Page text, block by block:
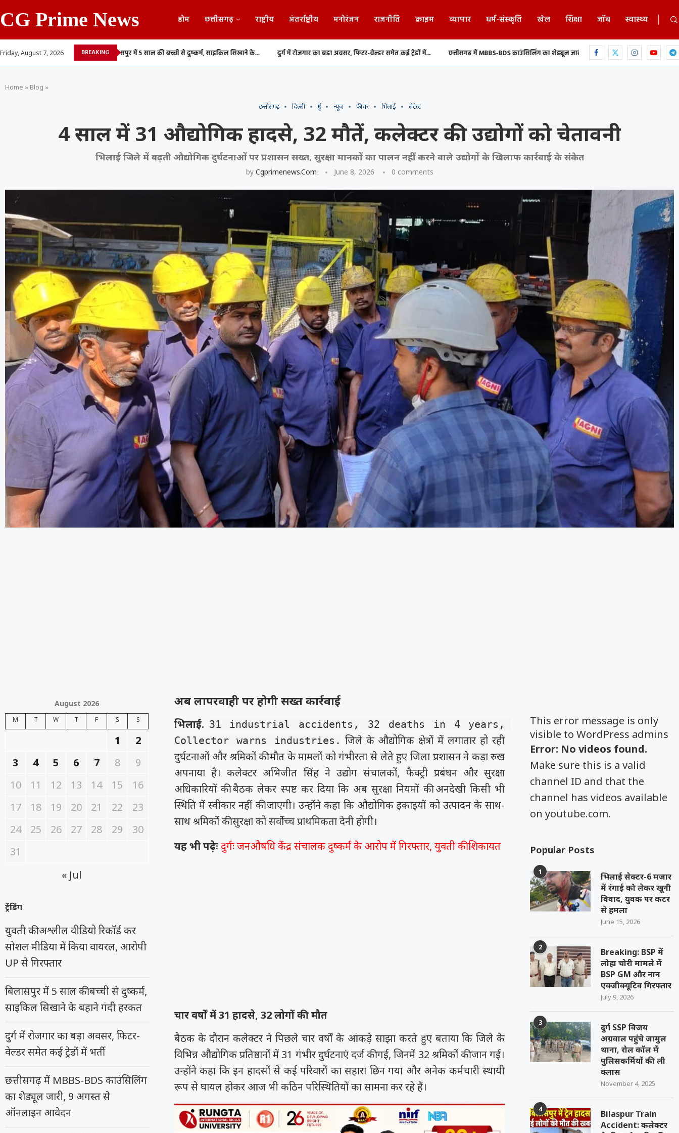
CG Prime News होम छत्तीसगढ़ राष्ट्रीय अंतर्राष्ट्रीय मनोरंजन राजनीति क्राइम व्यापार धर्म-संस्कृति खेल शिक्षा जॉब स्वास्थ्य
Friday, August 7, 2026 BREAKING
बिलासपुर में 5 साल की बच्ची से दुष्कर्म, साइकिल सिखाने के... दुर्ग में रोजगार का बड़ा अवसर, फिटर-वेल्डर समेत कई ट्रेडों में... छत्तीसगढ़ में MBBS-BDS काउंसिलिंग का शेड्यूल जारी, 9 अगस्त से ऑनलाइन... Durg: साइबर ठगी के लिए खाता
Home » Blog »
छत्तीसगढ़ दिल्ली दुर्ग न्यूज फीचर भिलाई लेटेस्ट
4 साल में 31 औद्योगिक हादसे, 32 मौतें, कलेक्टर की उद्योगों को चेतावनी
भिलाई जिले में बढ़ती औद्योगिक दुर्घटनाओं पर प्रशासन सख्त, सुरक्षा मानकों का पालन नहीं करने वाले उद्योगों के खिलाफ कार्रवाई के संकेत
by Cgprimenews.com June 8, 2026 0 comments
अब लापरवाही पर होगी सख्त कार्रवाई
भिलाई. 31 industrial accidents, 32 deaths in 4 years,
Collector warns industries. जिले के औद्योगिक क्षेत्रों में लगातार हो रही
दुर्घटनाओं और श्रमिकों की मौत के मामलों को गंभीरता से लेते हुए जिला प्रशासन ने कड़ा रुख
अपनाया है। कलेक्टर अभिजीत सिंह ने उद्योग संचालकों, फैक्ट्री प्रबंधन और सुरक्षा
अधिकारियों की बैठक लेकर स्पष्ट कर दिया कि अब सुरक्षा नियमों की अनदेखी किसी भी
स्थिति में स्वीकार नहीं की जाएगी। उन्होंने कहा कि औद्योगिक इकाइयों को उत्पादन के साथ-
साथ श्रमिकों की सुरक्षा को सर्वोच्च प्राथमिकता देनी होगी।
यह भी पढ़ेःदुर्गः जनऔषधि केंद्र संचालक दुष्कर्म के आरोप में गिरफ्तार, युवती की शिकायत
चार वर्षों में 31 हादसे, 32 लोगों की मौत
बैठक के दौरान कलेक्टर ने पिछले चार वर्षों के आंकड़े साझा करते हुए बताया कि जिले के
विभिन्न औद्योगिक प्रतिष्ठानों में 31 गंभीर दुर्घटनाएं दर्ज की गईं, जिनमें 32 श्रमिकों की जान गई।
उन्होंने कहा कि इन हादसों से कई परिवारों का सहारा छिन गया और अनेक कर्मचारी स्थायी
रूप से घायल होकर आज भी कठिन परिस्थितियों का सामना कर रहे हैं।
This error message is only
visible to WordPress admins
Error: No videos found.
Make sure this is a valid
channel ID and that the
channel has videos available
on youtube.com.
Popular Posts
1
भिलाई सेक्टर-6 मजार
में रंगाई को लेकर खूनी
विवाद, युवक पर कटर
से हमला
June 15, 2026
2
Breaking: BSP में
लोहा चोरी मामले में
BSP GM और नान
एक्जीक्यूटिव गिरफ्तार
July 9, 2026
3
दुर्ग SSP विजय
अग्रवाल पहुंचे जामुल
थाना, रोल कॉल में
पुलिसकर्मियों की ली
क्लास
November 4, 2025
4
Bilaspur Train
Accident: कलेक्टर
August 2026
M T W T F S S
1
2
3
4 5 6 7 8
9
10
11 12 13 14 15
16
17
18 19 20 21 22
23
24
25 26 27 28 29
30
31
« Jul
ट्रेंडिंग
युवती की अश्लील वीडियो रिकॉर्ड कर
सोशल मीडिया में किया वायरल, आरोपी
UP से गिरफ्तार
बिलासपुर में 5 साल की बच्ची से दुष्कर्म,
साइकिल सिखाने के बहाने गंदी हरकत
दुर्ग में रोजगार का बड़ा अवसर, फिटर-
वेल्डर समेत कई ट्रेडों में भर्ती
छत्तीसगढ़ में MBBS-BDS काउंसिलिंग
का शेड्यूल जारी, 9 अगस्त से
ऑनलाइन आवेदन